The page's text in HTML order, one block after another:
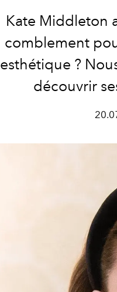
Kate Middleton
comblement
esthétique ?
découvrir